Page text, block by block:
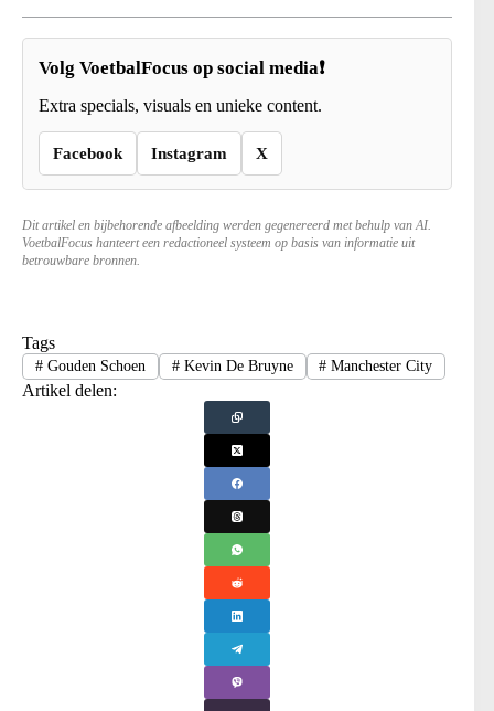
Volg VoetbalFocus op social media❗
Extra specials, visuals en unieke content.
Facebook Instagram X
Dit artikel en bijbehorende afbeelding werden gegenereerd met behulp van AI.
VoetbalFocus hanteert een redactioneel systeem op basis van informatie uit
betrouwbare bronnen.
Tags
#Gouden Schoen #Kevin De Bruyne # Manchester City
Artikel delen: